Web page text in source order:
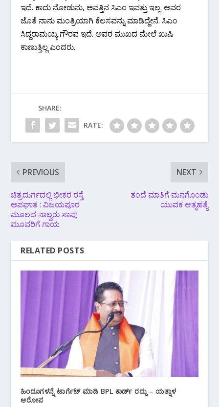
ಇದೆ. ಕಾದು ನೋಡುನು, ಅವತ್ತಿನ ಸಿಎಂ ಇವತ್ತು ಇಲ್ಲ. ಅವರ
ಜೊತೆ ನಾನು ಮಂತ್ರಿಯಾಗಿ ಕೆಲಸವನ್ನು ಮಾಡಿದ್ದೇನೆ. ಸಿಎಂ
ಸಿದ್ದರಾಮಯ್ಯ ಗೌರವ ಇದೆ. ಅವರ ಮುಖದ ಮೇಲೆ ಖುಷಿ
ಕಾಣುತ್ತಿಲ್ಲ ಎಂದರು.
SHARE:
RATE:
PREVIOUS
ಚಿತ್ರದುರ್ಗದಲ್ಲಿ ಭೀಕರ ರಸ್ತೆ
ಅಪಘಾತ : ವಿಜಯಪೂರ
ಮೂಲದ ನಾಲ್ವರು ಸಾವು
ಮೂವರಿಗೆ ಗಾಯ
NEXT
ತಂದೆ ಮಾತಿಗೆ ಮನಗೊಂಡು
ಯುವಕ ಆತ್ಮಹತ್ಯೆ
RELATED POSTS
ಹಿಂದೂಗಳನ್ನೆ ಟಾರ್ಗೆಟ್ ಮಾಡಿ BPL ಕಾರ್ಡ್ ರದ್ದು – ಯತ್ನಾಳ
ಆರೋಪ